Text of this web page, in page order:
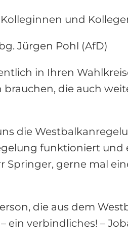
Kolleginnen und
Jürgen Pohl (AfD)
in Ihren
brauchen, die auch
die
funktioniert und
Springer, gerne mal
die aus dem
ein verbindliches! –